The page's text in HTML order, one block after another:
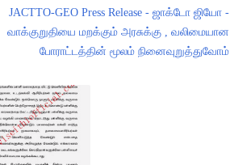
JACTTO-GEO Press Release - ஜாக்டோ ஜியோ -
வாக்குறுதியை மறக்கும் அரசுக்கு , வலிமையான
போராட்டத்தின் மூலம் நினைவுறுத்துவோம்